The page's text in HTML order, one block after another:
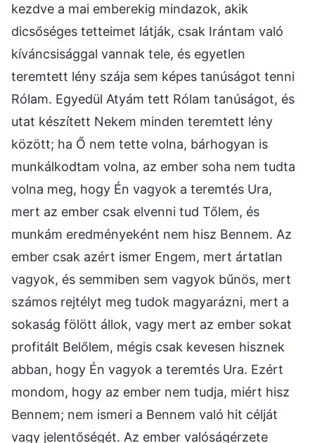
kezdve a mai emberekig mindazok, akik
dicsőséges tetteimet látják, csak Irántam való
kíváncsisággal vannak tele, és egyetlen
teremtett lény szája sem képes tanúságot tenni
Rólam. Egyedül Atyám tett Rólam tanúságot, és
utat készített Nekem minden teremtett lény
között; ha Ő nem tette volna, bárhogyan is
munkálkodtam volna, az ember soha nem tudta
volna meg, hogy Én vagyok a teremtés Ura,
mert az ember csak elvenni tud Tőlem, és
munkám eredményeként nem hisz Bennem. Az
ember csak azért ismer Engem, mert ártatlan
vagyok, és semmiben sem vagyok bűnös, mert
számos rejtélyt meg tudok magyarázni, mert a
sokaság fölött állok, vagy mert az ember sokat
profitált Belőlem, mégis csak kevesen hisznek
abban, hogy Én vagyok a teremtés Ura. Ezért
mondom, hogy az ember nem tudja, miért hisz
Bennem; nem ismeri a Bennem való hit célját
vagy jelentőségét. Az ember valóságérzete